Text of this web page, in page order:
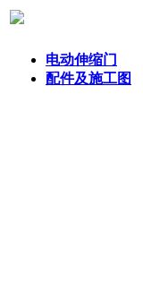
电动伸缩门
配件及施工图